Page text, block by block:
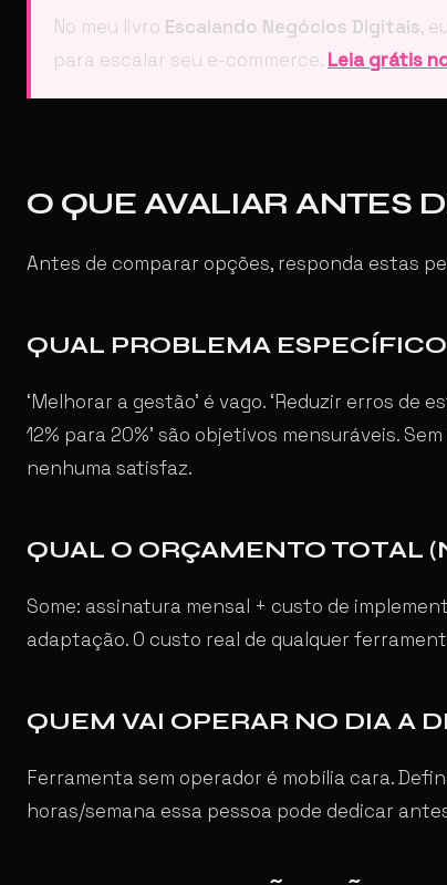
No meu livro Escalando Negócios Digitais,
para escalar seu e-commerce. Leia grátis
O QUE AVALIAR ANTES
Antes de comparar opções, responda estas
QUAL PROBLEMA
‘Melhorar a gestão’ é vago. ‘Reduzir erros de
12% para 20%’ são objetivos mensuráveis.
nenhuma satisfaz.
QUAL O ORÇAMENTO TOTAL
Some: assinatura mensal + custo de
adaptação. O custo real de qualquer
QUEM VAI OPERAR NO DIA A
Ferramenta sem operador é mobília cara.
horas/semana essa pessoa pode dedicar